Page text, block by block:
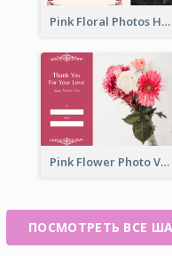
Pink Floral Photos Happy Valentines Day Gift Card
Pink Flower Photo Valentine's Day Gift Card
ПОСМОТРЕТЬ ВСЕ